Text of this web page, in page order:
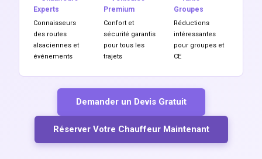
Experts
Connaisseurs
des routes
alsaciennes et
événements
Premium
Confort et
sécurité garantis
pour tous les
trajets
Groupes
Réductions
intéressantes
pour groupes et
CE
Demander un Devis Gratuit
Réserver Votre Chauffeur Maintenant